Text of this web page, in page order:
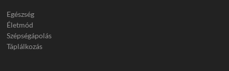
Egészség
Életmód
Szépségápolás
Táplálkozás